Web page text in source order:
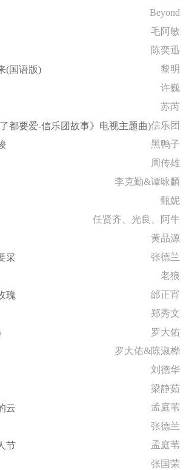
Beyond
毛阿敏
陈奕迅
(国语版)
黎明
许巍
苏芮
都要爱-信乐团故事》电视主题曲)信乐团
黑鸭子
周传雄
李克勤&谭咏麟
甄妮
任贤齐、光良、阿牛
黄品源
采
张德兰
老狼
瑰
邰正宵
郑秀文
罗大佑
罗大佑&陈淑桦
刘德华
梁静茹
云
孟庭苇
张德兰
节
孟庭苇
张国荣